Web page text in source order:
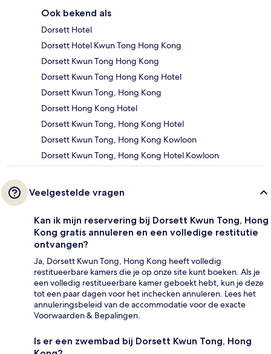
Ook bekend als
Dorsett Hotel
Dorsett Hotel Kwun Tong Hong Kong
Dorsett Kwun Tong Hong Kong
Dorsett Kwun Tong Hong Kong Hotel
Dorsett Kwun Tong, Hong Kong
Dorsett Hong Kong Hotel
Dorsett Kwun Tong, Hong Kong Hotel
Dorsett Kwun Tong, Hong Kong Kowloon
Dorsett Kwun Tong, Hong Kong Hotel Kowloon
Veelgestelde vragen
Kan ik mijn reservering bij Dorsett Kwun Tong, Hong
Kong gratis annuleren en een volledige restitutie
ontvangen?
Ja, Dorsett Kwun Tong, Hong Kong heeft volledig
restitueerbare kamers die je op onze site kunt boeken. Als je
een volledig restitueerbare kamer geboekt hebt, kun je deze
tot een paar dagen voor het inchecken annuleren. Lees het
annuleringsbeleid van de accommodatie voor de exacte
Voorwaarden & Bepalingen.
Is er een zwembad bij Dorsett Kwun Tong, Hong